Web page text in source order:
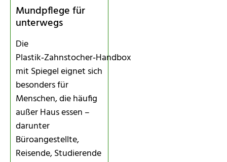
Mundpflege für
unterwegs
Die
Plastik‑Zahnstocher‑Handbox
mit Spiegel eignet sich
besonders für
Menschen, die häufig
außer Haus essen –
darunter
Büroangestellte,
Reisende, Studierende